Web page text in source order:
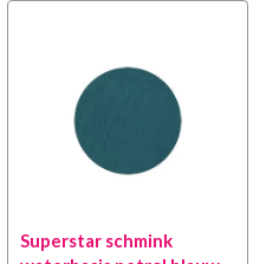
Superstar schmink